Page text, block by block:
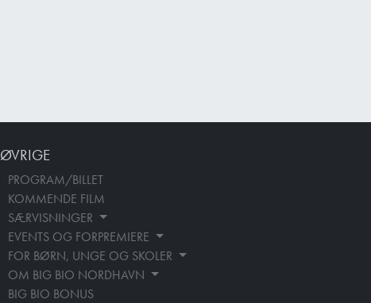
ØVRIGE
PROGRAM/BILLET
KOMMENDE FILM
SÆRVISNINGER
EVENTS OG FORPREMIERE
FOR BØRN, UNGE OG SKOLER
OM BIG BIO NORDHAVN
BIG BIO BONUS